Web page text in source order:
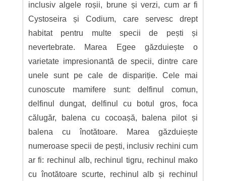
inclusiv algele roșii, brune și verzi, cum ar fi
Cystoseira și Codium, care servesc drept
habitat pentru multe specii de pești și
nevertebrate. Marea Egee găzduiește o
varietate impresionantă de specii, dintre care
unele sunt pe cale de dispariție. Cele mai
cunoscute mamifere sunt: delfinul comun,
delfinul dungat, delfinul cu botul gros, foca
călugăr, balena cu cocoașă, balena pilot și
balena cu înotătoare. Marea găzduiește
numeroase specii de pești, inclusiv rechini cum
ar fi: rechinul alb, rechinul tigru, rechinul mako
cu înotătoare scurte, rechinul alb și rechinul